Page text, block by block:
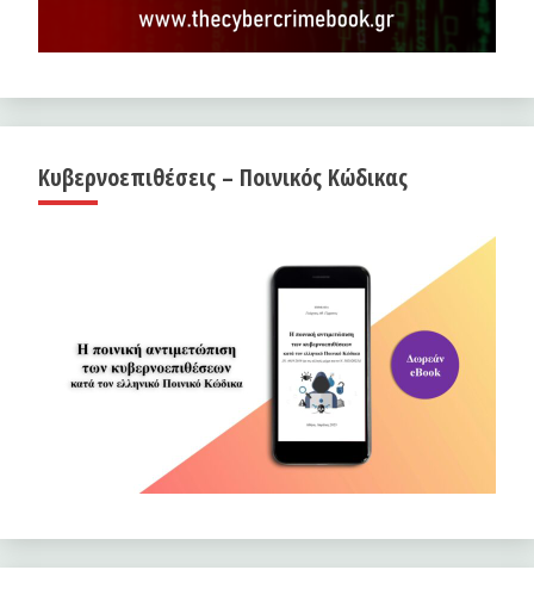
Κυβερνοεπιθέσεις – Ποινικός Κώδικας